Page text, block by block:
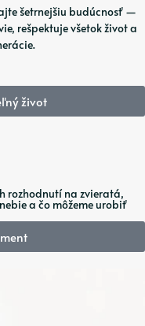
šetrnejšiu budúcnosť —
rešpektuje všetok život a
život
rozhodnutí na zvieratá,
a čo môžeme urobiť